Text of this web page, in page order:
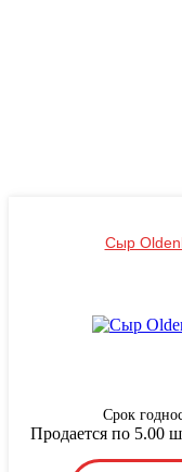
Сыр
Срок
Продается по 5.00